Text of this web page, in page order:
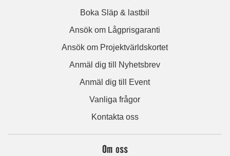
Boka Släp & lastbil
Ansök om Lågprisgaranti
Ansök om Projektvärldskortet
Anmäl dig till Nyhetsbrev
Anmäl dig till Event
Vanliga frågor
Kontakta oss
Om oss